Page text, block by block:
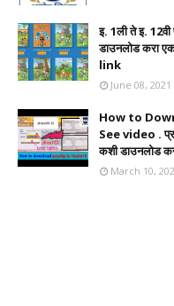
इ. 1ली ते इ. 12वी
डाउनलोड
link
June 08, 2021
How to
See video .
कशी डाउनलोड
March 10,